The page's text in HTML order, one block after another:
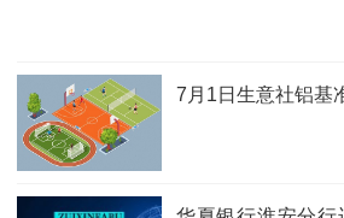
7月1日生意社铝基